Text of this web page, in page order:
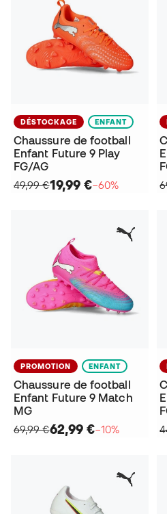
DÉSTOCKAGE ENFANT
Chaussure de football
Enfant Future 9 Play
FG/AG
49,99 €19,99 €−60%
PROMOTION ENFANT
Chaussure de football
Enfant Future 9 Match
MG
69,99 €62,99 €−10%